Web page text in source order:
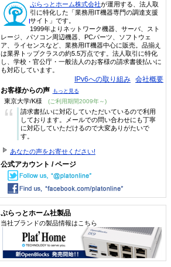
ぷらっとホーム株式会社が運用する、法人取
引に特化した「業務用IT機器専門の調達支援
サイト」です。
1999年よりネットワーク機器、サーバ、スト
レージ、パソコン周辺機器、PCパーツ、ソフトウェ
ア、ライセンスなど、業務用IT機器中心に販売。品揃え
は業界トップクラスの約5.5万点です。法人取引に特化
し、学校・官公庁・一般法人のお客様の請求書後払いに
も対応しています。
IPv6への取り組み 会社概要
お客様からの声 もっと見る
東京大学/K様 (ご利用期間2009年～)
“
請求書払いに対応していただいているので利用
しております。メールでの問い合わせにも丁寧
に対応していただけるので大変ありがたいで
す。
あなたの声をお寄せください!
公式アカウント / ページ
ぷらっとホーム社製品
当社ブランドの製品情報はこちら